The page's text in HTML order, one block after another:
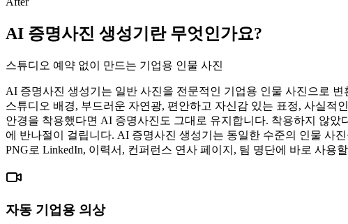
AI 증명사진 생성기란 무엇인가요?
스튜디오 예약 없이 만드는 기업용 인물 사진
AI 증명사진 생성기는 일반 사진을 전문적인 기업용 인물 사진으로
스튜디오 배경, 부드러운 자연광, 편안하고 자신감 있는 표정, 사실적
안경을 착용했다면 AI 증명사진도 그대로 유지합니다. 착용하지 않았
에 반나절이 걸립니다. AI 증명사진 생성기는 동일한 수준의 인물 사
PNG로 LinkedIn, 이력서, 컨퍼런스 연사 페이지, 팀 명단에 바로 사용
자동 기업용 의상